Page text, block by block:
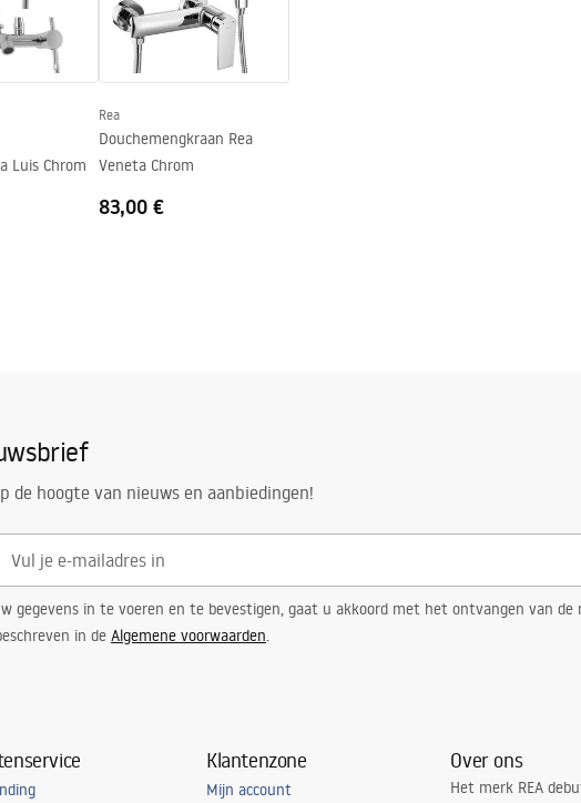
Aluminium
chroom
Luis Chrom
Rea
Douchemengkraan Rea
Veneta Chrom
83,00 €
de hoogte van nieuws en aanbiedingen!
gegevens in te voeren en te bevestigen, gaat u akkoord met het ontvangen van de
in de Algemene voorwaarden.
Klantenzone
Mijn account
Over ons
Het merk REA